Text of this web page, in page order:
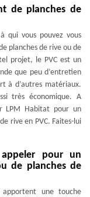
de planches de
qui vous pouvez vous
planches de rive ou de
projet, le PVC est un
que peu d’entretien
à d’autres matériaux.
très économique. A
LPM Habitat pour un
rive en PVC. Faites-lui
pour un
de planches de
une touche